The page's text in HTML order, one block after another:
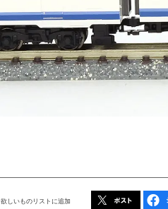
欲しいものリストに追加